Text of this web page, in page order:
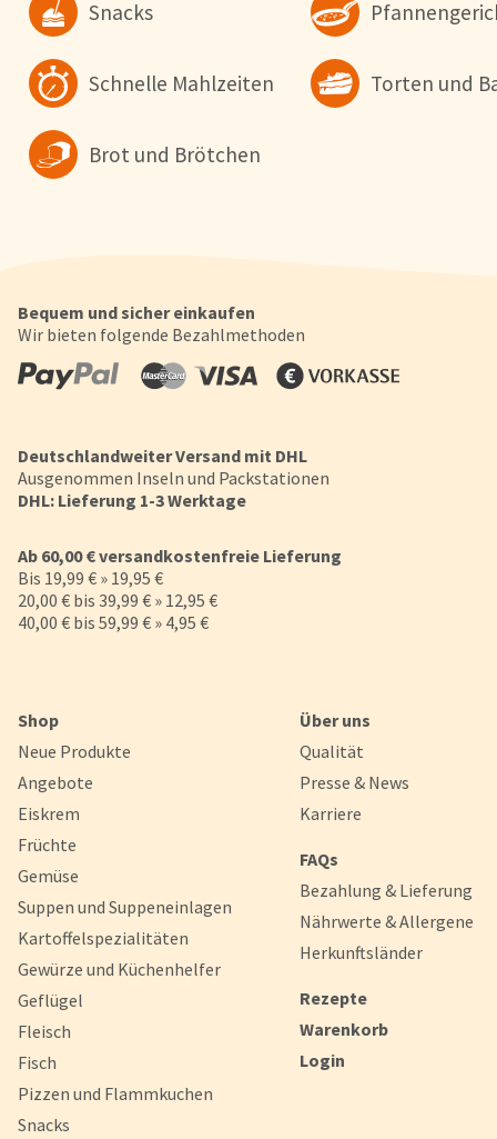
Snacks
Schnelle Mahlzeiten Torten und
Brot und Brötchen
Bequem und sicher einkaufen
Wir bieten folgende Bezahlmethoden
Deutschlandweiter Versand mit DHL
Ausgenommen Inseln und Packstationen
DHL: Lieferung 1-3 Werktage
Ab 60,00 € versandkostenfreie Lieferung
Bis 19,99 € » 19,95 €
20,00 € bis 39,99 € » 12,95 €
40,00 € bis 59,99 € » 4,95 €
Shop
Neue Produkte
Angebote
Eiskrem
Früchte
Gemüse
Suppen und Suppeneinlagen
Kartoffelspezialitäten
Gewürze und Küchenhelfer
Geflügel
Fleisch
Fisch
Pizzen und Flammkuchen
Snacks
Über uns
Qualität
Presse & News
Karriere
FAQs
Bezahlung & Lieferung
Nährwerte & Allergene
Herkunftsländer
Rezepte
Warenkorb
Login
Datenschutzerklärung
Alle
Konfigurieren